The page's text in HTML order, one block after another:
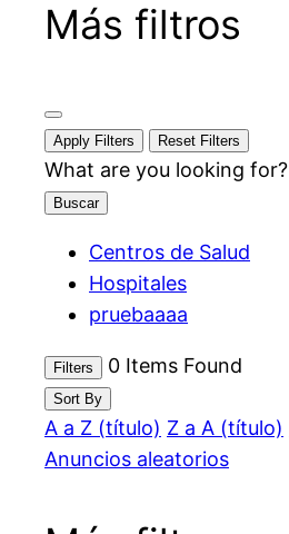
Más filtros
Apply Filters Reset Filters
What are you looking for?
Buscar
Centros de Salud
Hospitales
pruebaaaa
Filters 0 Items Found
Sort By
A a Z (título) Z a A (título)
Anuncios aleatorios